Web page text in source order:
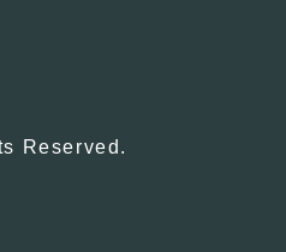
Reserved.